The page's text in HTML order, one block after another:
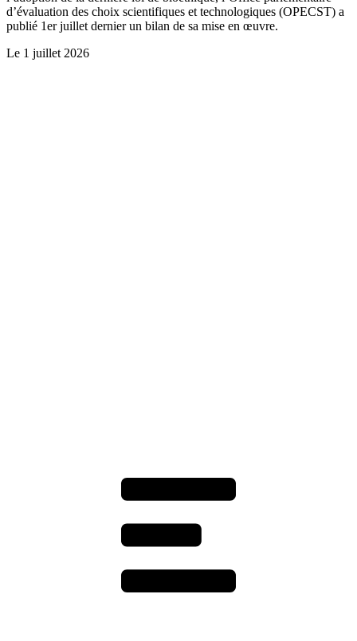
d’évaluation des choix scientifiques et technologiques (OPECST) a
publié 1er juillet dernier un bilan de sa mise en œuvre.
Le 1 juillet 2026